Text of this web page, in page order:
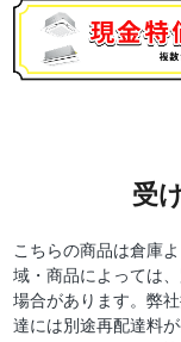
受
こちらの商品は倉庫
域・商品によっては
場合があります。弊
達には別途再配達料